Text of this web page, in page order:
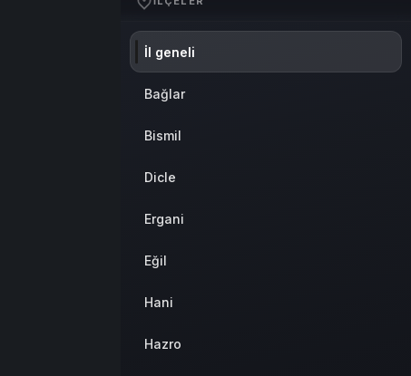
Sistem modunu seçin.
İl geneli
Bağlar
Bismil
Dicle
Ergani
Eğil
Hani
Hazro